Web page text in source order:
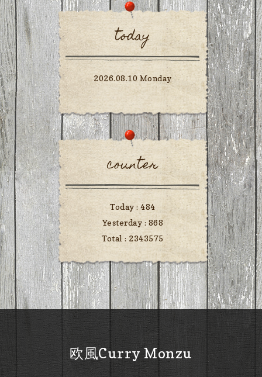
today
2026.08.10 Monday
counter
Today :484
Yesterday : 868
Total : 2343575
欧風Curry Monzu